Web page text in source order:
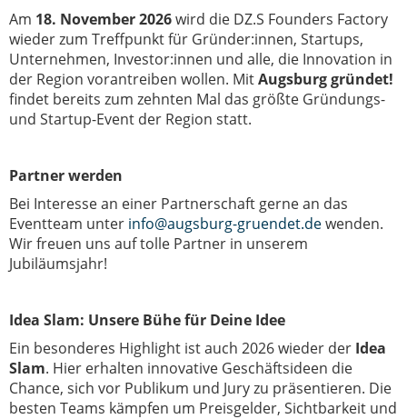
Am 18. November 2026wird die DZ.S Founders Factory
wieder zum Treffpunkt für Gründer:innen, Startups,
Unternehmen, Investor:innen und alle, die Innovation in
der Region vorantreiben wollen. MitAugsburg gründet!
findet bereits zum zehnten Mal das größte Gründungs-
und Startup-Event der Region statt.
Partner werden
Bei Interesse an einer Partnerschaft gerne an das
Eventteam unter info@augsburg-gruendet.dewenden.
Wir freuen uns auf tolle Partner in unserem
Jubiläumsjahr!
Idea Slam: Unsere Bühe für Deine Idee
Ein besonderes Highlight ist auch 2026 wieder der Idea
Slam. Hier erhalten innovative Geschäftsideen die
Chance, sich vor Publikum und Jury zu präsentieren. Die
besten Teams kämpfen um Preisgelder, Sichtbarkeit und